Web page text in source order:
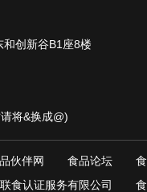
创新谷B1座8楼
将&换成@)
伙伴网 食品论坛
食认证服务有限公司